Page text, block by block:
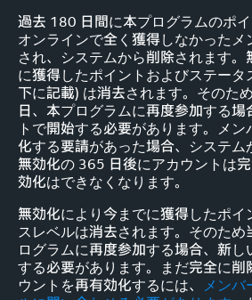
過去 180 日間に本プログラムのポ
オンラインで全く獲得しなかったメ
され、システムから削除されます
に獲得したポイントおよびステータ
下に記載) は消去されます。そのた
日、本プログラムに再度参加する場
トで開始する必要があります。メ
化する要請があった場合、システム
無効化の 365 日後にアカウントは
効化はできなくなります。
無効化により今までに獲得したポイ
スレベルは消去されます。そのた
ログラムに再度参加する場合、新
する必要があります。まだ完全に削
ウントを再有効化するには、 メンバ